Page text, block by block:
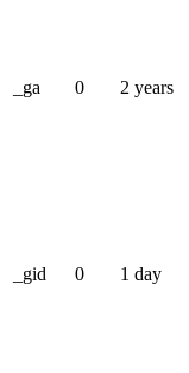
_ga 0 2 years
_gid 0 1 day